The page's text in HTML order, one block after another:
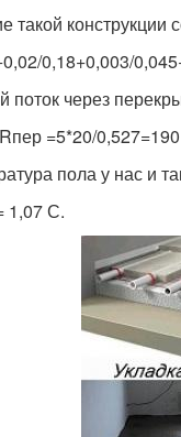
такой конструкции
0,18+0,003/
поток через
=5*20/
пола у нас и
1,07 С.